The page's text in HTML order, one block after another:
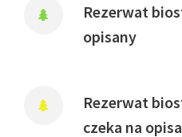
Rezerwat
opisany
Rezerwat
czeka na